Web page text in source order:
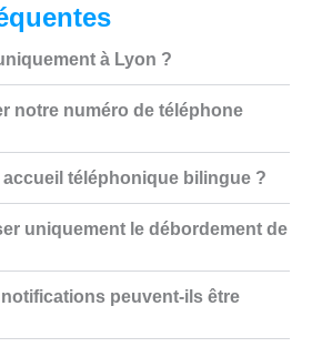
à Lyon ?
notre numéro de téléphone
téléphonique bilingue ?
uniquement le débordement de
notifications peuvent-ils être